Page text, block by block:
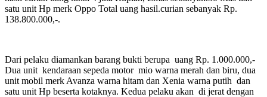
satu unit Hp merk Oppo Total uang hasil.curian sebanyak Rp.
138.800.000,-.
Dari pelaku diamankan barang bukti berupa uang Rp. 1.000.000,-
Dua unit kendaraan sepeda motor mio warna merah dan biru, dua
unit mobil merk Avanza warna hitam dan Xenia warna putih dan
satu unit Hp beserta kotaknya. Kedua pelaku akan di jerat dengan